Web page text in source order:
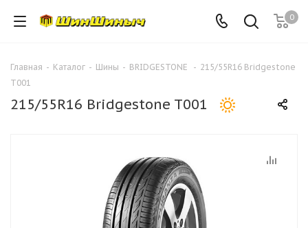
0
Главная - Каталог - Шины - BRIDGESTONE - 215/55R16 Bridgestone
T001
215/55R16 Bridgestone T001